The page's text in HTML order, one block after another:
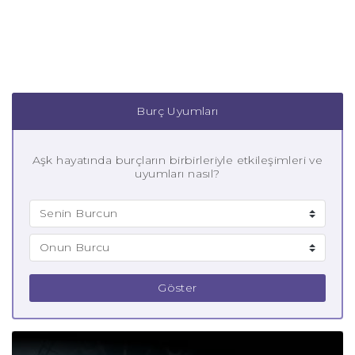
Burç Uyumları
Aşk hayatında burçların birbirleriyle etkileşimleri ve
uyumları nasıl?
Göster